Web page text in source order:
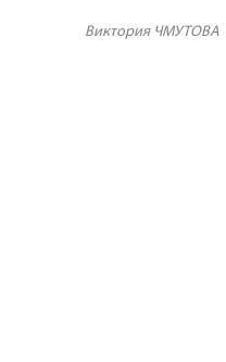
Виктория ЧМУТОВА